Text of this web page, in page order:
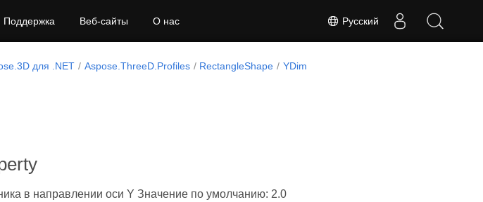
Русский
Поддержка Веб-сайты О нас
для .NET Aspose.ThreeD.Profiles RectangleShape YDim
в направлении оси Y Значение по умолчанию: 2.0